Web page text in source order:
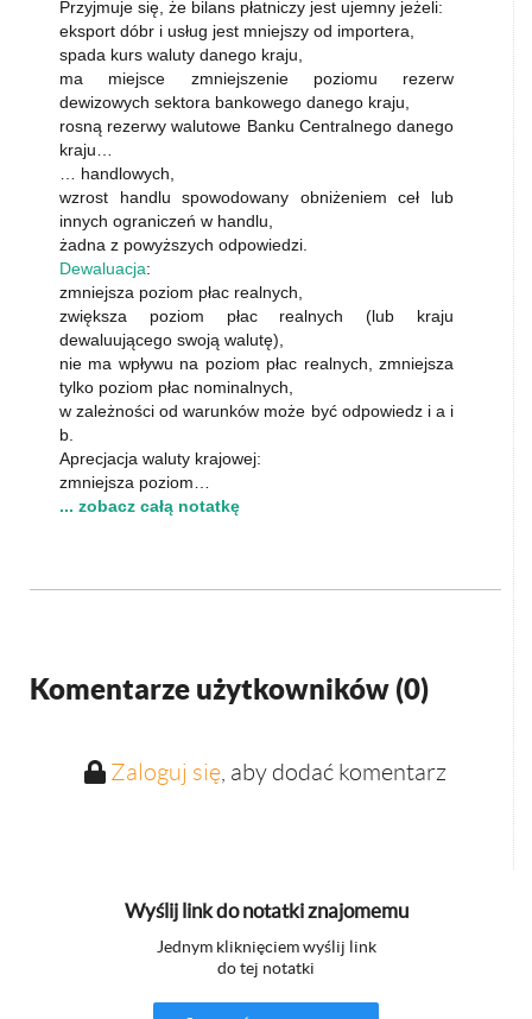
Przyjmuje się, że bilans płatniczy jest ujemny jeżeli:
eksport dóbr i usług jest mniejszy od importera,
spada kurs waluty danego kraju,
ma miejsce zmniejszenie poziomu rezerw
dewizowych sektora bankowego danego kraju,
rosną rezerwy walutowe Banku Centralnego danego
kraju…
… handlowych,
wzrost handlu spowodowany obniżeniem ceł lub
innych ograniczeń w handlu,
żadna z powyższych odpowiedzi.
Dewaluacja:
zmniejsza poziom płac realnych,
zwiększa poziom płac realnych (lub kraju
dewaluującego swoją walutę),
nie ma wpływu na poziom płac realnych, zmniejsza
tylko poziom płac nominalnych,
w zależności od warunków może być odpowiedz i a i
b.
Aprecjacja waluty krajowej:
zmniejsza poziom…
... zobacz całą notatkę
Komentarze użytkowników (0)
Zaloguj się, aby dodać komentarz
Wyślij link do notatki znajomemu
Jednym kliknięciem wyślij link
do tej notatki